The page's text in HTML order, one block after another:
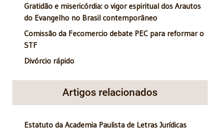
Gratidão e misericórdia: o vigor espiritual dos Arautos
do Evangelho no Brasil contemporâneo
Comissão da Fecomercio debate PEC para reformar o
STF
Divórcio rápido
Artigos relacionados
Estatuto da Academia Paulista de Letras Jurídicas